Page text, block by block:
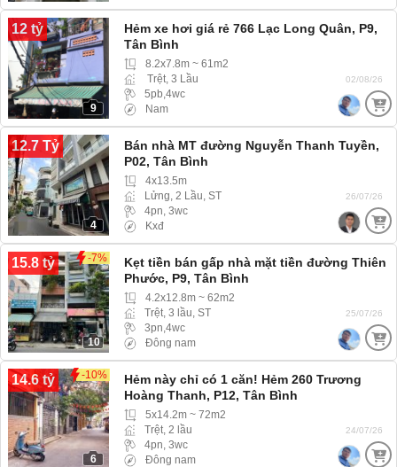
12 tỷ
9
Hẻm xe hơi giá rẻ 766 Lạc Long Quân, P9,
Tân Bình
8.2x7.8m ~ 61m2
Trệt, 3 Lầu
5pb,4wc
Nam
02/08/26
12.7 Tỷ
4
Bán nhà MT đường Nguyễn Thanh Tuyền,
P02, Tân Bình
4x13.5m
Lửng, 2 Lầu, ST
4pn, 3wc
Kxđ
26/07/26
15.8 tỷ -7%
10
Kẹt tiền bán gấp nhà mặt tiền đường Thiên
Phước, P9, Tân Bình
4.2x12.8m ~ 62m2
Trệt, 3 lầu, ST
3pn,4wc
Đông nam
25/07/26
14.6 tỷ -10%
6
Hẻm này chỉ có 1 căn! Hẻm 260 Trương
Hoàng Thanh, P12, Tân Bình
5x14.2m ~ 72m2
Trệt, 2 lầu
4pn, 3wc
Đông nam
24/07/26